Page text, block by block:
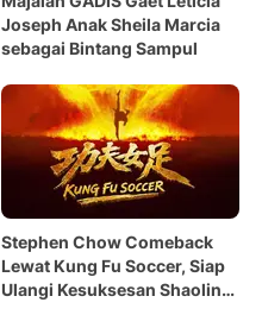
Joseph Anak Sheila Marcia
sebagai Bintang Sampul
Stephen Chow Comeback
Lewat Kung Fu Soccer, Siap
Ulangi Kesuksesan Shaolin